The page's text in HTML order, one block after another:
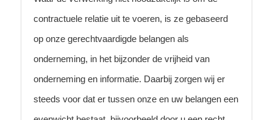
contractuele relatie uit te voeren, is ze gebaseerd
op onze gerechtvaardigde belangen als
onderneming, in het bijzonder de vrijheid van
onderneming en informatie. Daarbij zorgen wij er
steeds voor dat er tussen onze en uw belangen een